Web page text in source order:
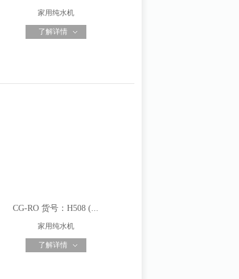
家用纯水机
了解详情
CG-RO 货号：H508 (...
家用纯水机
了解详情